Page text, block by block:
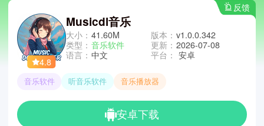
反馈
4.8
Musicdl音乐
大小： 41.60M
类型： 音乐软件
语言： 中文
版本： v1.0.0.342
更新： 2026-07-08
平台： 安卓
音乐软件 听音乐软件 音乐播放器
安卓下载